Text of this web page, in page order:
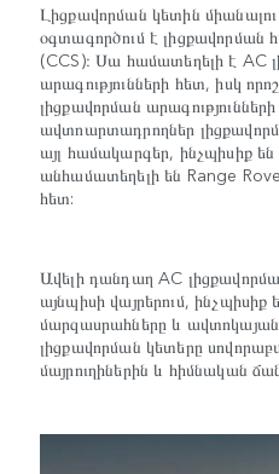
Լիցքավորման կետին
օգտագործում է
(CCS)։ Սա համատեղելի է AC
արագությունների հետ, իսկ
լիցքավորման
ավտոարտադրողներ
այլ համակարգեր, ինչպիսիք
անհամատեղելի են Range
հետ:
Ավելի դանդաղ AC
այնպիսի վայրերում,
մարզասրահները և
լիցքավորման կետերը
մայրուղիներին և հիմնական